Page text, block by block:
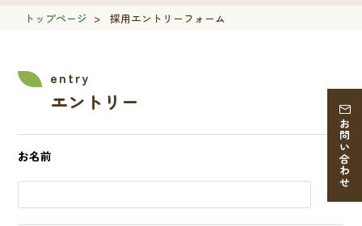
お問い合わせ
トップページ > 採用エントリーフォーム
エントリー
お名前